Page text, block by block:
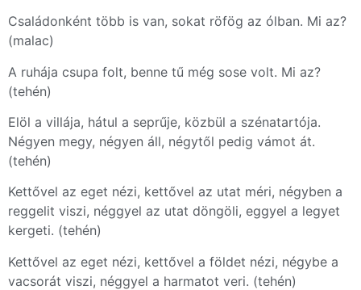
Családonként több is van, sokat röfög az ólban. Mi az?
(malac)
A ruhája csupa folt, benne tű még sose volt. Mi az?
(tehén)
Elöl a villája, hátul a seprűje, közbül a szénatartója.
Négyen megy, négyen áll, négytől pedig vámot át.
(tehén)
Kettővel az eget nézi, kettővel az utat méri, négyben a
reggelit viszi, néggyel az utat döngöli, eggyel a legyet
kergeti. (tehén)
Kettővel az eget nézi, kettővel a földet nézi, négybe a
vacsorát viszi, néggyel a harmatot veri. (tehén)